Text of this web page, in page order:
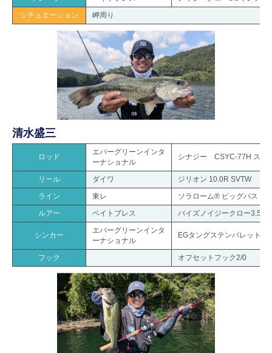
シチュエーション
岬周り
清水盛三
ロッド
エバーグリーンインタ
ーナショナル
シナジー CSYC-77H スー
リール ダイワ
ジリオン 10.0R SVTW
ライン
東レ
ソラローム® ビッグバス フ
ルアー
ベイトブレス バイズノイジークロー3.5イ
シンカー
エバーグリーンインタ
ーナショナル
EGタングステンバレットシ
フック オフセットフック2/0